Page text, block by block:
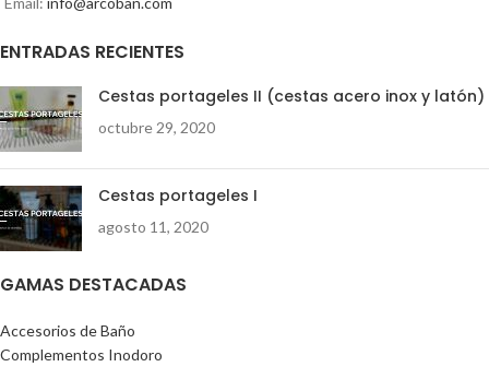
ENTRADAS RECIENTES
Cestas portageles II (cestas acero inox y latón)
octubre 29, 2020
Cestas portageles I
agosto 11, 2020
GAMAS DESTACADAS
Accesorios de Baño
Complementos Inodoro